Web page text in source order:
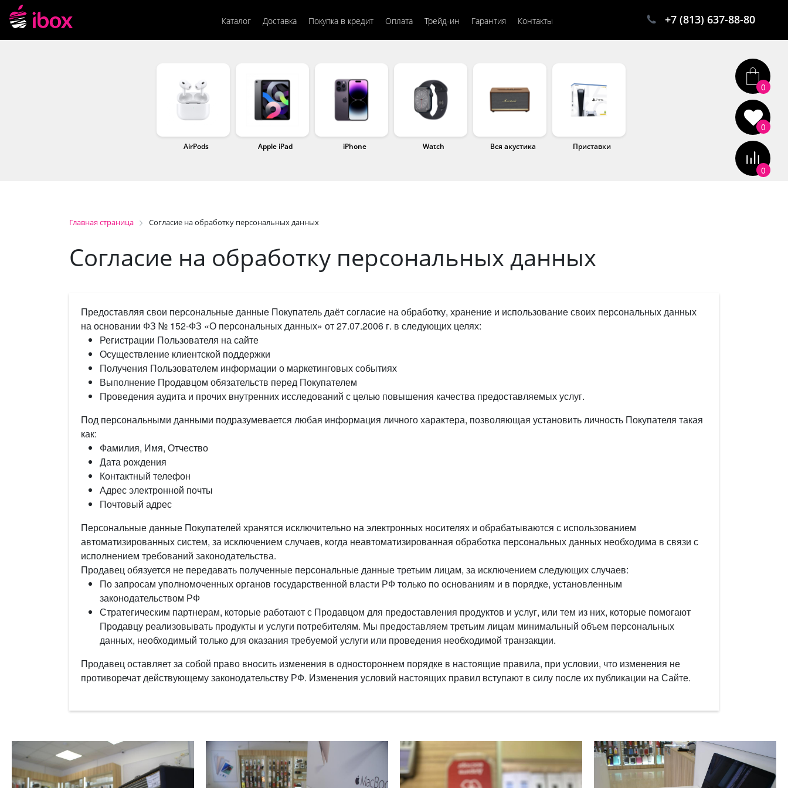
Каталог Доставка Покупка в кредит Оплата Трейд-ин Гарантия Контакты
0
0
+7 (813) 637-88-80
AirPods Apple iPad iPhone Watch Вся акустика Приставки
Главная страница Согласие на обработку персональных данных
Согласие на обработку персональных данных
Предоставляя свои персональные данные Покупатель даёт согласие на обработку, хранение и использование своих персональных данных
на основании ФЗ № 152-ФЗ «О персональных данных» от 27.07.2006 г. в следующих целях:
Регистрации Пользователя на сайте
Осуществление клиентской поддержки
Получения Пользователем информации о маркетинговых событиях
Выполнение Продавцом обязательств перед Покупателем
Проведения аудита и прочих внутренних исследований с целью повышения качества предоставляемых услуг.
Под персональными данными подразумевается любая информация личного характера, позволяющая установить личность Покупателя такая
как:
Фамилия, Имя, Отчество
Дата рождения
Контактный телефон
Адрес электронной почты
Почтовый адрес
Персональные данные Покупателей хранятся исключительно на электронных носителях и обрабатываются с использованием
автоматизированных систем, за исключением случаев, когда неавтоматизированная обработка персональных данных необходима в связи с
исполнением требований законодательства.
Продавец обязуется не передавать полученные персональные данные третьим лицам, за исключением следующих случаев:
По запросам уполномоченных органов государственной власти РФ только по основаниям и в порядке, установленным
законодательством РФ
Стратегическим партнерам, которые работают с Продавцом для предоставления продуктов и услуг, или тем из них, которые помогают
Продавцу реализовывать продукты и услуги потребителям. Мы предоставляем третьим лицам минимальный объем персональных
данных, необходимый только для оказания требуемой услуги или проведения необходимой транзакции.
Продавец оставляет за собой право вносить изменения в одностороннем порядке в настоящие правила, при условии, что изменения не
противоречат действующему законодательству РФ. Изменения условий настоящих правил вступают в силу после их публикации на Сайте.
0